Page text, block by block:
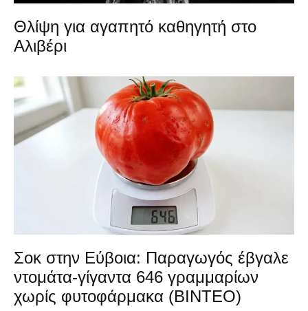
Θλίψη για αγαπητό καθηγητή στο
Αλιβέρι
Σοκ στην Εύβοια: Παραγωγός έβγαλε
ντομάτα-γίγαντα 646 γραμμαρίων
χωρίς φυτοφάρμακα (ΒΙΝΤΕΟ)